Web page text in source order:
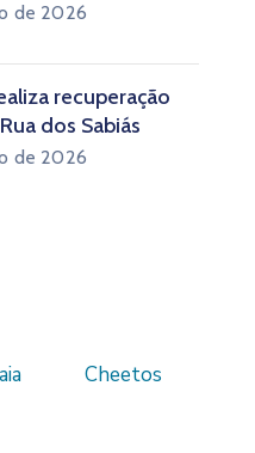
de 2026
recuperação
dos Sabiás
de 2026
Cheetos